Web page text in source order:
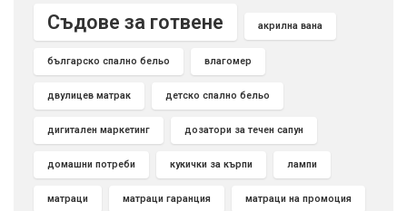
Съдове за готвене акрилна вана
българско спално бельо влагомер
двулицев матрак детско спално бельо
дигитален маркетинг дозатори за течен сапун
домашни потреби кукички за кърпи лампи
матраци матраци гаранция матраци на промоция